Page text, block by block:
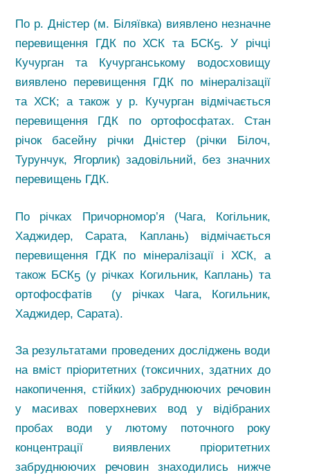
По р. Дністер (м. Біляївка) виявлено незначне
перевищення ГДК по ХСК та БСК5. У річці
Кучурган та Кучурганському водосховищу
виявлено перевищення ГДК по мінералізації
та ХСК; а також у р. Кучурган відмічається
перевищення ГДК по ортофосфатах. Стан
річок басейну річки Дністер (річки Білоч,
Турунчук, Ягорлик) задовільний, без значних
перевищень ГДК.
По річках Причорномор’я (Чага, Когільник,
Хаджидер, Сарата, Каплань) відмічається
перевищення ГДК по мінералізації і ХСК, а
також БСК5 (у річках Когильник, Каплань) та
ортофосфатів (у річках Чага, Когильник,
Хаджидер, Сарата).
За результатами проведених досліджень води
на вміст пріоритетних (токсичних, здатних до
накопичення, стійких) забруднюючих речовин
у масивах поверхневих вод у відібраних
пробах води у лютому поточного року
концентрації виявлених пріоритетних
забруднюючих речовин знаходились нижче